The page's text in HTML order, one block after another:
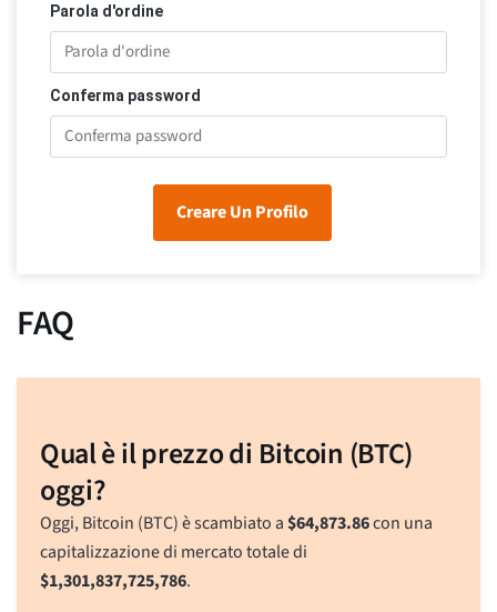
Parola d'ordine
Conferma password
Creare Un Profilo
FAQ
Qual è il prezzo di Bitcoin (BTC)
oggi?
Oggi, Bitcoin (BTC) è scambiato a$64,873.86con una
capitalizzazione di mercato totale di
$1,301,837,725,786.